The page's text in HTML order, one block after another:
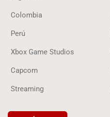
Colombia
Perú
Xbox Game Studios
Capcom
Streaming